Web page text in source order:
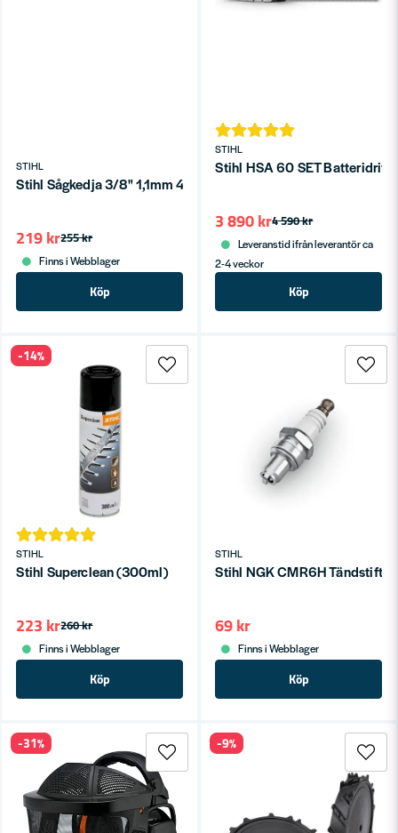
STIHL
Stihl Sågkedja 3/8" 1,1mm 44 länkar PMM3
255 kr
219 kr
Finns i Webblager
Köp
STIHL
Stihl HSA 60 SET
4 590 kr
3 890 kr
Leveranstid ifrån leverantör ca
2-4 veckor
Köp
STIHL
Stihl Superclean (300ml)
260 kr
223 kr
Finns i Webblager
Köp
-14%
STIHL
Stihl NGK CMR6H Tändstift
69 kr
Finns i Webblager
Köp
-31% -9%